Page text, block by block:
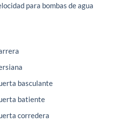
para bombas de agua
basculante
batiente
corredera